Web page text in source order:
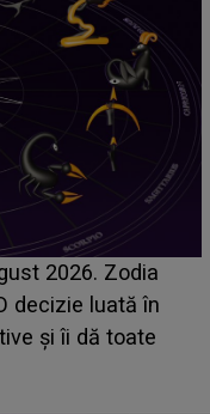
până
din Casa Iubirii
despre mama
iubesc pentru